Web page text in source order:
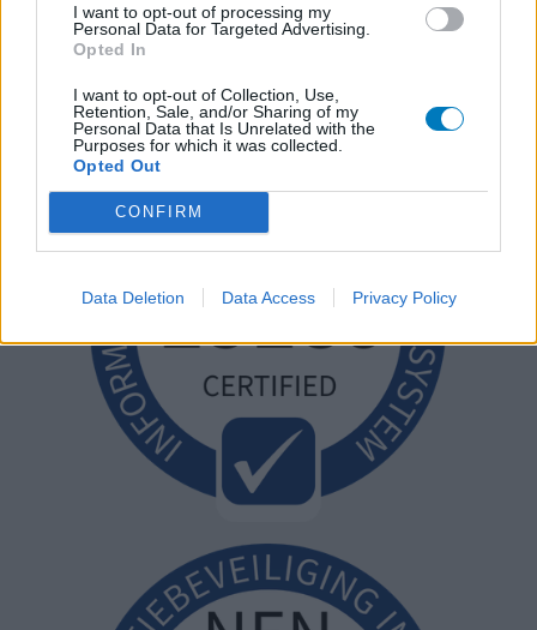
I want to opt-out of processing my
Personal Data for Targeted Advertising.
Opted In
I want to opt-out of Collection, Use,
Retention, Sale, and/or Sharing of my
Personal Data that Is Unrelated with the
Purposes for which it was collected.
Opted Out
CONFIRM
Data Deletion Data Access Privacy Policy